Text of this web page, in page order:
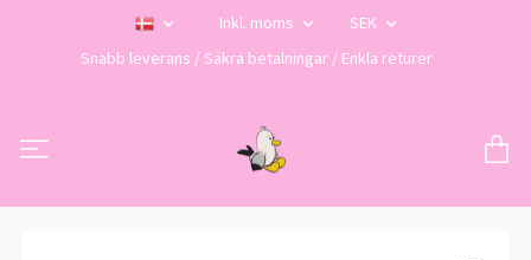
Inkl. moms
SEK
Snabb leverans / Säkra betalningar / Enkla returer